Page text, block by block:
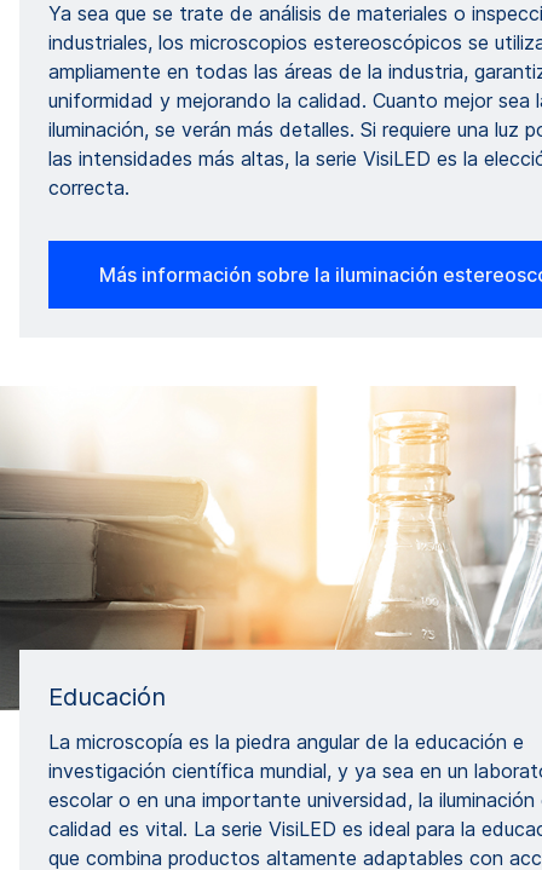
Ya sea que se trate de análisis de materiales o
industriales, los microscopios estereoscópicos se
ampliamente en todas las áreas de la industria,
uniformidad y mejorando la calidad. Cuanto mejor sea
iluminación, se verán más detalles. Si requiere una luz
las intensidades más altas, la serie VisiLED es la
correcta.
Más información sobre la iluminación
Educación
La microscopía es la piedra angular de la educación e
investigación científica mundial, y ya sea en un
escolar o en una importante universidad, la
calidad es vital. La serie VisiLED es ideal para la
que combina productos altamente adaptables con